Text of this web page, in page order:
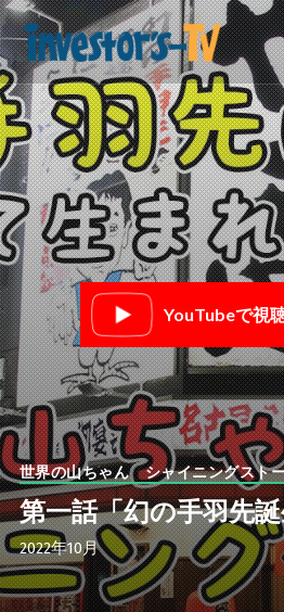
YouTubeで視
世界の山ちゃん シャイニングスト
第一話「幻の手羽先
2022年10月